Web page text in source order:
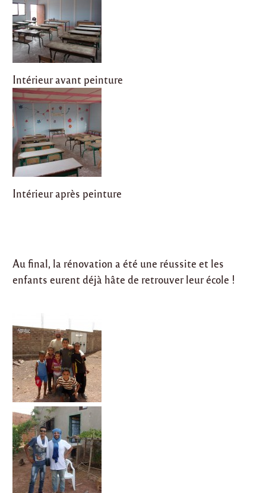
Intérieur avant peinture
Intérieur après peinture
Au final, la rénovation a été une réussite et les
enfants eurent déjà hâte de retrouver leur école !